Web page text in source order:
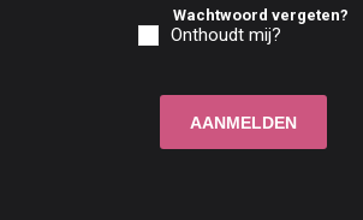
Wachtwoord vergeten?
Onthoudt mij?